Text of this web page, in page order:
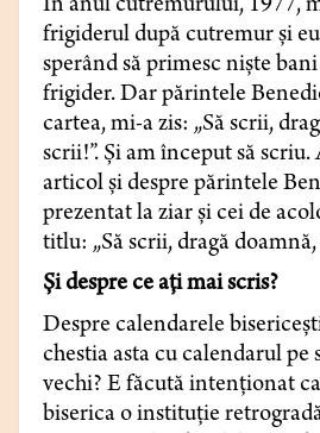
În anul cutremurului, 1977,
frigiderul după cutremur şi
sperând să primesc nişte
frigider. Dar părintele
cartea, mi-a zis: „Să scrii,
scrii!”. Şi am început să scriu.
articol şi despre părintele
prezentat la ziar şi cei de
titlu: „Să scrii, dragă doamnă,
Şi despre ce aţi mai scris?
Despre calendarele
chestia asta cu calendarul pe
vechi? E făcută intenţionat
biserica o instituţie